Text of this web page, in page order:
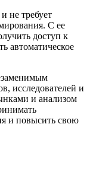
не требует
С ее
доступ к
автоматическое
исследователей и
и анализом
и повысить свою